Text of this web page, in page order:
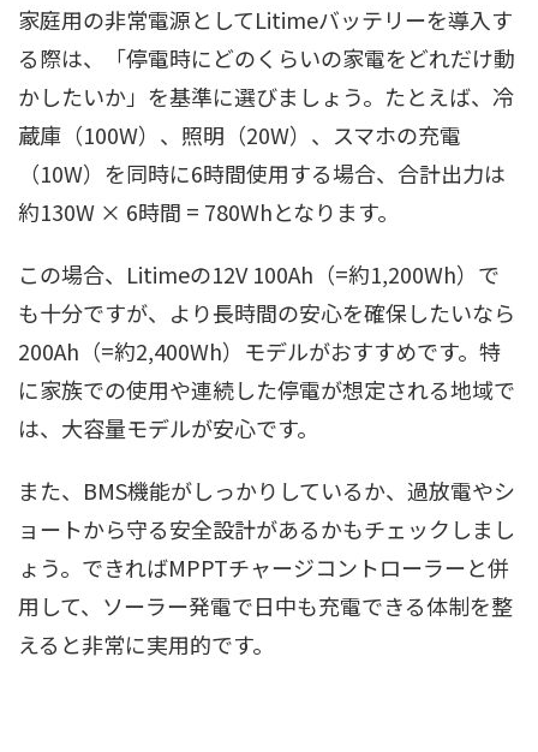
家庭用の非常電源としてLitimeバッテリーを導入す
る際は、「停電時にどのくらいの家電をどれだけ動
かしたいか」を基準に選びましょう。たとえば、冷
蔵庫（100W）、照明（20W）、スマホの充電
（10W）を同時に6時間使用する場合、合計出力は
約130W × 6時間 = 780Whとなります。
この場合、Litimeの12V 100Ah（=約1,200Wh）で
も十分ですが、より長時間の安心を確保したいなら
200Ah（=約2,400Wh）モデルがおすすめです。特
に家族での使用や連続した停電が想定される地域で
は、大容量モデルが安心です。
また、BMS機能がしっかりしているか、過放電やシ
ョートから守る安全設計があるかもチェックしまし
ょう。できればMPPTチャージコントローラーと併
用して、ソーラー発電で日中も充電できる体制を整
えると非常に実用的です。